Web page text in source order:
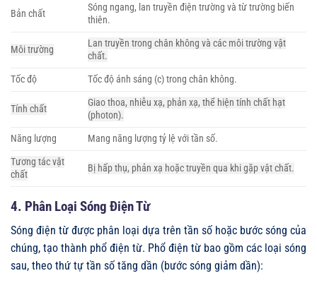
Bản chất
Sóng ngang, lan truyền điện trường và từ trường biến
thiên.
Môi trường
Lan truyền trong chân không và các môi trường vật
chất.
Tốc độ
Tốc độ ánh sáng (c) trong chân không.
Tính chất
Giao thoa, nhiễu xạ, phản xạ, thể hiện tính chất hạt
(photon).
Năng lượng
Mang năng lượng tỷ lệ với tần số.
Tương tác vật
chất
Bị hấp thụ, phản xạ hoặc truyền qua khi gặp vật chất.
4. Phân Loại Sóng Điện Từ
Sóng điện từ được phân loại dựa trên tần số hoặc bước sóng của
chúng, tạo thành phổ điện từ. Phổ điện từ bao gồm các loại sóng
sau, theo thứ tự tần số tăng dần (bước sóng giảm dần):